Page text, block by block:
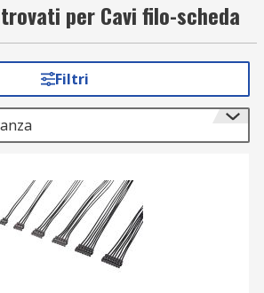
per collegamenti rapidi,
tra cavi flessibili e circuiti
progettati per resistere a
sconnessione,
e ambienti gravosi, con
IDC e terminali
HMI, un sensore CAN bus
distribuito, ogni cavo
per compatibilità
e disponibilità
il catalogo e acquista online il
per Cavi filo-scheda
Filtri